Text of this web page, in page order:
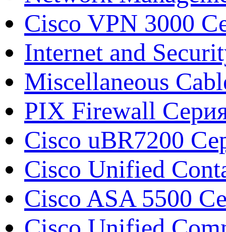
Cisco VPN 3000
Internet and
Miscellaneous
PIX Firewall
Cisco uBR7200
Cisco Unified
Cisco ASA 5500